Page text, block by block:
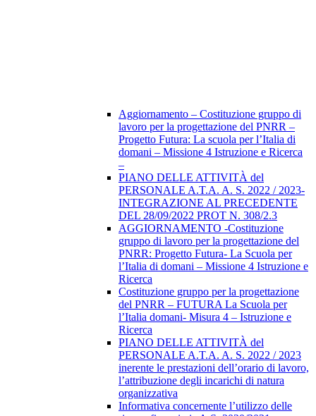
Aggiornamento – Costituzione gruppo di
lavoro per la progettazione del PNRR –
Progetto Futura: La scuola per l’Italia di
domani – Missione 4 Istruzione e Ricerca
–
PIANO DELLE ATTIVITÀ del
PERSONALE A.T.A. A. S. 2022 / 2023-
INTEGRAZIONE AL PRECEDENTE
DEL 28/09/2022 PROT N. 308/2.3
AGGIORNAMENTO -Costituzione
gruppo di lavoro per la progettazione del
PNRR: Progetto Futura- La Scuola per
l’Italia di domani – Missione 4 Istruzione e
Ricerca
Costituzione gruppo per la progettazione
del PNRR – FUTURA La Scuola per
l’Italia domani- Misura 4 – Istruzione e
Ricerca
PIANO DELLE ATTIVITÀ del
PERSONALE A.T.A. A. S. 2022 / 2023
inerente le prestazioni dell’orario di lavoro,
l’attribuzione degli incarichi di natura
organizzativa
Informativa concernente l’utilizzo delle